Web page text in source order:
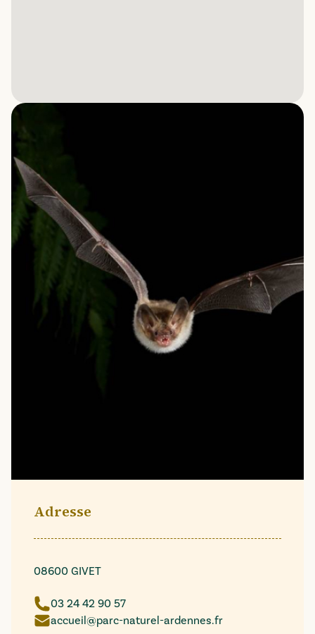
Adresse
08600 GIVET
03 24 42 90 57
accueil@parc-naturel-ardennes.fr